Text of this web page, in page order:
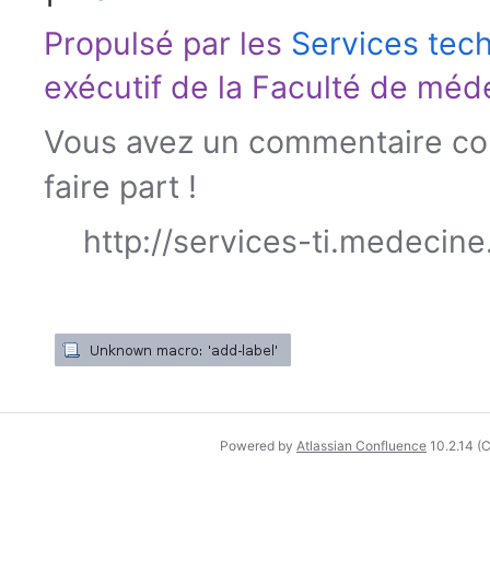
Propulsé par les Services
exécutif de la Faculté de
Vous avez un commentaire
faire part !
http://services-
Powered by Atlassian Confluence 10.2.14